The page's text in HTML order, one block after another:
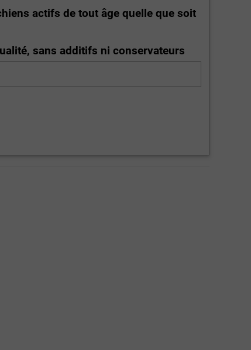
actifs de tout âge quelle que soit
sans additifs ni conservateurs